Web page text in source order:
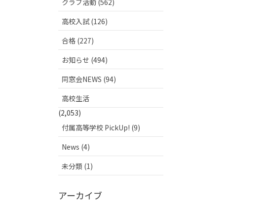
高校入試 (126)
合格 (227)
お知らせ (494)
同窓会NEWS (94)
高校生活
(2,053)
付属高等学校 PickUp! (9)
News (4)
未分類 (1)
アーカイブ